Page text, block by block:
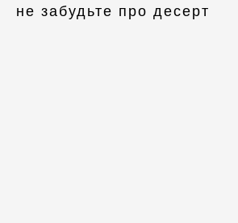
не забудьте про десерт